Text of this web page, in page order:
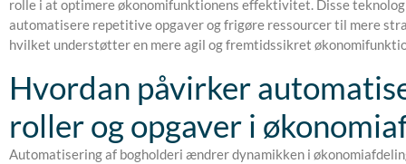
rolle i at optimere økonomifunktionens effektivitet. Disse
automatisere repetitive opgaver og frigøre ressourcer til mere
hvilket understøtter en mere agil og fremtidssikret
Hvordan påvirker
roller og opgaver i
Automatisering af bogholderi ændrer dynamikken i